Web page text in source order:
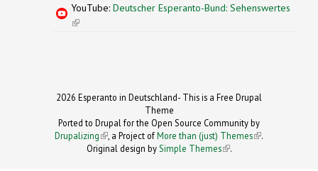
YouTube: Deutscher Esperanto-Bund: Sehenswertes
(link is external)
2026 Esperanto in Deutschland- This is a Free Drupal
Theme
Ported to Drupal for the Open Source Community by
Drupalizing(link is external)
, a Project ofMore than (just) Themes (link is
.
Original design by Simple Themes
(link is
.